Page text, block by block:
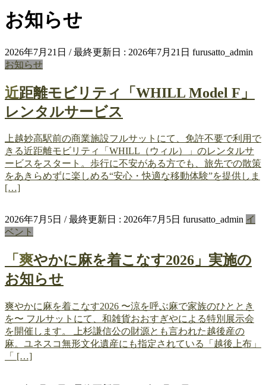
お知らせ
2026年7月21日 / 最終更新日 : 2026年7月21日 furusatto_admin
お知らせ
近距離モビリティ「WHILL Model F」
レンタルサービス
上越妙高駅前の商業施設フルサットにて、免許不要で利用で
きる近距離モビリティ「WHILL（ウィル）」のレンタルサ
ービスをスタート。歩行に不安がある方でも、旅先での散策
をあきらめずに楽しめる“安心・快適な移動体験”を提供しま
[…]
2026年7月5日 / 最終更新日 : 2026年7月5日 furusatto_admin イ
ベント
「爽やかに麻を着こなす2026」実施の
お知らせ
爽やかに麻を着こなす2026 〜涼を呼ぶ麻で家族のひととき
を〜 フルサットにて、和雑貨おおすぎやによる特別展示会
を開催します。 上杉謙信公の財源とも言われた越後産の
麻。ユネスコ無形文化遺産にも指定されている「越後上布」
「 […]